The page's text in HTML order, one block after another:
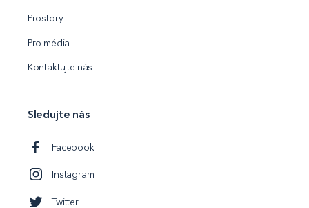
Prostory
Pro média
Kontaktujte nás
Sledujte nás
Facebook
Instagram
Twitter